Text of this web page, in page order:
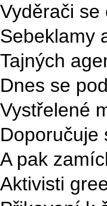
Vyděrači se
Sebeklamy
Tajných
Dnes se
Vystřelené
Doporučuje
A pak
Aktivisti